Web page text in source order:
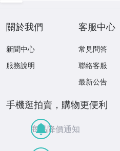
關於我們
新聞中心
服務說明
客服中心
常見問答
聯絡客服
最新公告
手機逛拍賣，購物更便利
商品降價通知